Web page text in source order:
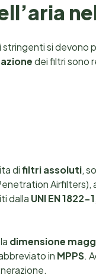
si devono
dei filtri sono
difiltri assoluti,
Airfilters),
dalla UNI EN 1822-1
dimensione
in MPPS.